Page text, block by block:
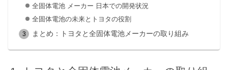
全固体電池 メーカー 日本での開発状況
全固体電池の未来とトヨタの役割
まとめ：トヨタと全固体電池メーカーの取り組み